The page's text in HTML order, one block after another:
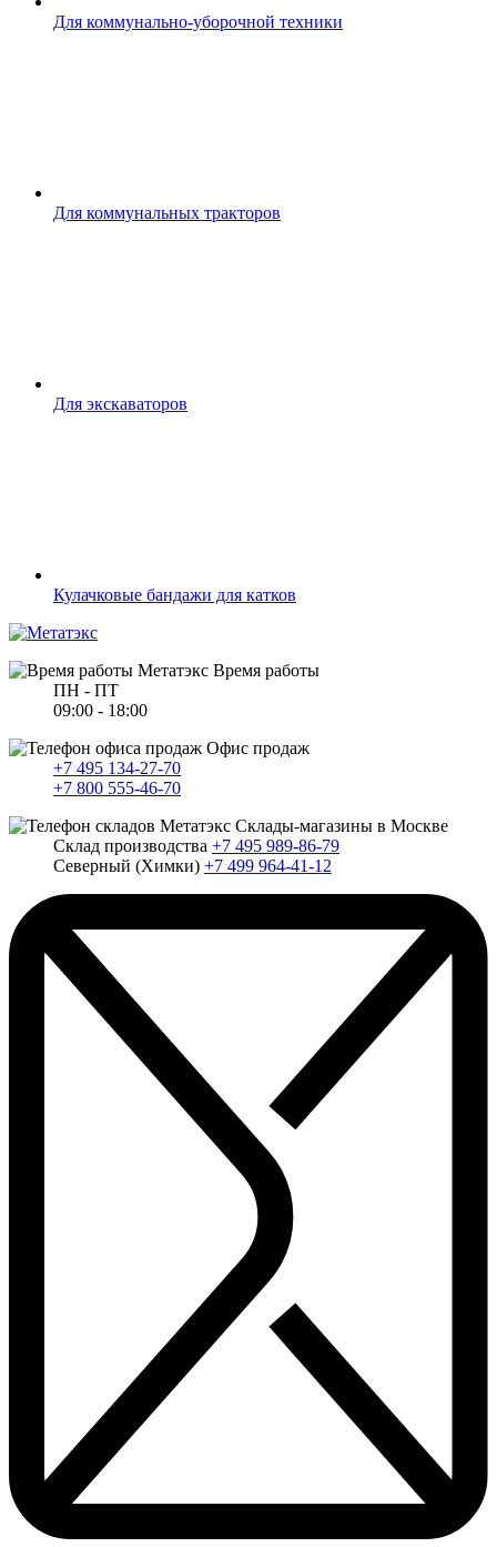
Для коммунально-уборочной техники
Для коммунальных тракторов
Для экскаваторов
Кулачковые бандажи для катков
Время работы
ПН - ПТ
09:00 - 18:00
Офис продаж
+7 495 134-27-70
+7 800 555-46-70
Склады-магазины в Москве
Склад производства +7 495 989-86-79
Северный (Химки) +7 499 964-41-12